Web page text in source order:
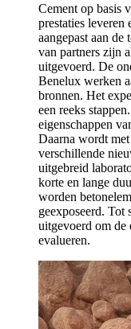
Cement op basis
prestaties leveren
aangepast aan
van partners zijn
uitgevoerd. De
Benelux werken
bronnen. Het
een reeks
eigenschappen
Daarna wordt
verschillende
uitgebreid
korte en lange
worden
geexposeerd.
uitgevoerd om de
evalueren.